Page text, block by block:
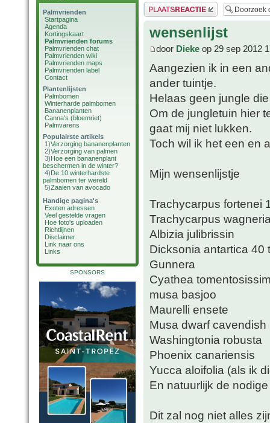
Palmvrienden
Startpagina
Agenda
Kortingskaart
Palmvrienden forums
Palmvrienden chat
Palmvrienden wiki
Palmvrienden maps
Palmvrienden label
Contact
Plantenlijsten
Palmbomen
Winterharde palmbomen
Bananenplanten
Canna's (bloemriet)
Palmvarens
Populairste artikels
1)Verzorging bananenplanten
2)Verzorging van palmen
3)Hoe een bananenplant
beschermen in de winter?
4)De 10 winterhardste
palmbomen ter wereld
5)Zaaien van avocado
Handige pagina's
Exoten adressen
Veel gestelde vragen
Hoe foto's uploaden
Richtlijnen
Disclaimer
Link naar ons
Links
SPONSORS
Plaats een reactie
wensenlijst
door Dieke op 29 sep 2012
Aangezien ik in een
ander tuintje.
Helaas geen jungle
Om de jungletuin hier
gaat mij niet lukken.
Toch wil ik het een en
Mijn wensenlijstje
Trachycarpus fortenei
Trachycarpus
Albizia julibrissin
Dicksonia antartica 40
Gunnera
Cyathea
musa basjoo
Maurelli ensete
Musa dwarf cavendish
Washingtonia robusta
Phoenix canariensis
Yucca aloifolia (als ik
En natuurlijk de
Dit zal nog niet alles